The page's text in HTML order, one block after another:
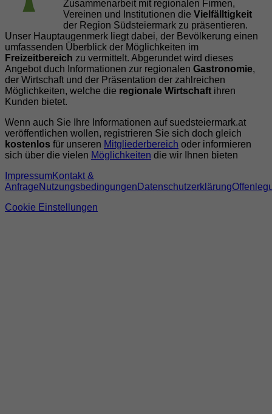
Zusammenarbeit mit regionalen Firmen,
Vereinen und Institutionen die Vielfälltigkeit
der Region Südsteiermark zu präsentieren.
Unser Hauptaugenmerk liegt dabei, der Bevölkerung einen
umfassenden Überblick der Möglichkeiten im
Freizeitbereich zu vermittelt. Abgerundet wird dieses
Angebot duch Informationen zur regionalen Gastronomie,
der Wirtschaft und der Präsentation der zahlreichen
Möglichkeiten, welche die regionale Wirtschaft ihren
Kunden bietet.
Wenn auch Sie Ihre Informationen auf suedsteiermark.at
veröffentlichen wollen, registrieren Sie sich doch gleich
kostenlos für unseren Mitgliederbereich oder informieren
sich über die vielen Möglichkeiten die wir Ihnen bieten
ImpressumKontakt &
AnfrageNutzungsbedingungen Datenschutzerklärung
Cookie Einstellungen